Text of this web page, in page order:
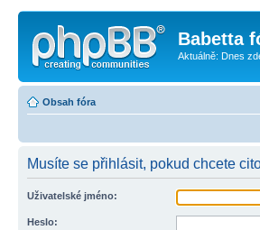
Babetta
Aktuálně: Dnes
Obsah fóra
Musíte se přihlásit, pokud chcete
Uživatelské jméno:
Heslo: